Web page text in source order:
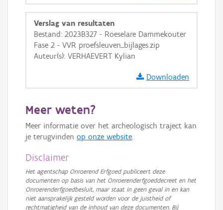
GRB-Basiskaart in grijswaarden
Verslag van resultaten
Bestand: 2023B327 - Roeselare Dammekouter
Fase 2 - VVR proefsleuven_bijlages.zip
Auteur(s): VERHAEVERT Kylian
Downloaden
Meer weten?
Meer informatie over het archeologisch traject kan
je terugvinden op onze website.
Disclaimer
Het agentschap Onroerend Erfgoed publiceert deze
documenten op basis van het Onroerenderfgoeddecreet en het
Onroerenderfgoedbesluit, maar staat in geen geval in en kan
niet aansprakelijk gesteld worden voor de juistheid of
rechtmatigheid van de inhoud van deze documenten. Bij